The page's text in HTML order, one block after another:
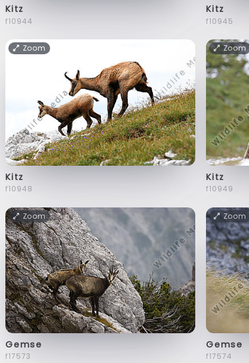
Kitz
f10944
Kitz
f10945
Zoom
Kitz
f10948
Zoom
Kitz
f10949
Zoom
Gemse
f17573
Zoom
Gemse
f17574